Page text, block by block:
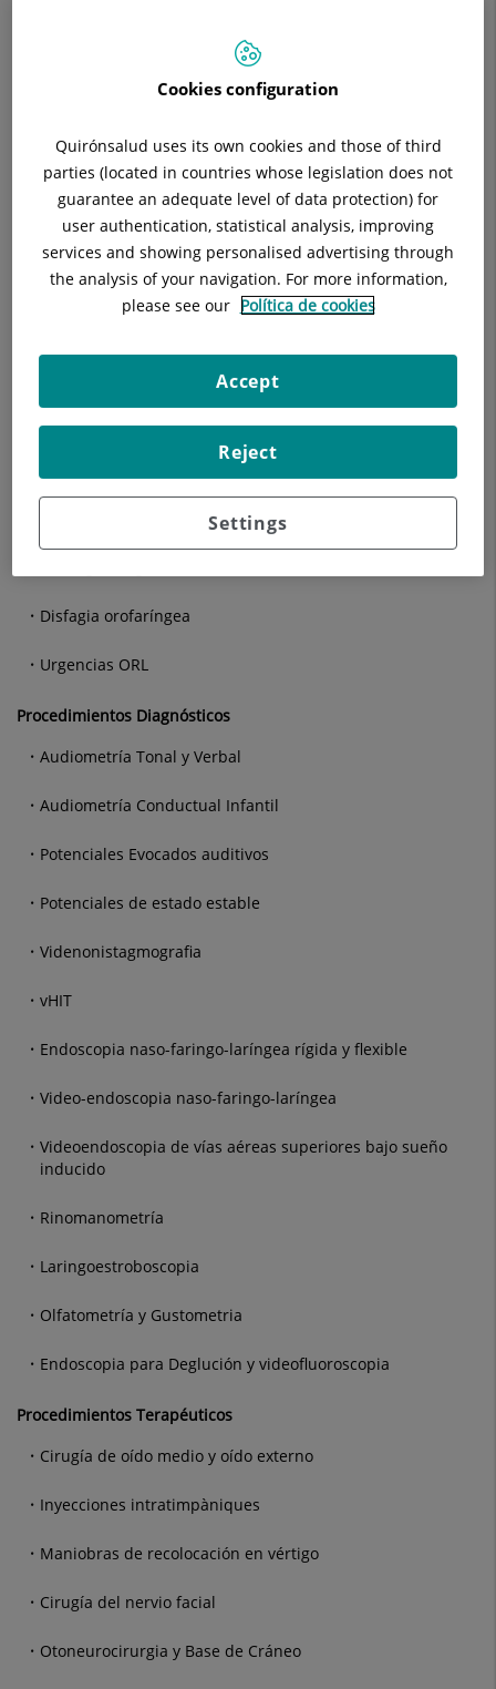
Patología de la audición (estudio de la sordera)
Patología de oído medio
Patología de Oreja Interna y Otoneurològica
Patología nasal
Patología de senos paranasales
los pacientes con roncopatía y apneas nocturnas
Patología del nervio facial
Disfagia orofaríngea
Urgencias ORL
Procedimientos Diagnósticos
Audiometría Tonal y Verbal
Audiometría Conductual Infantil
Potenciales Evocados auditivos
Potenciales de estado estable
Videnonistagmografia
vHIT
Endoscopia naso-faringo-laríngea rígida y flexible
Video-endoscopia naso-faringo-laríngea
Videoendoscopia de vías aéreas superiores bajo sueño
inducido
Rinomanometría
Laringoestroboscopia
Olfatometría y Gustometria
Endoscopia para Deglución y videofluoroscopia
Procedimientos Terapéuticos
Cirugía de oído medio y oído externo
Inyecciones intratimpàniques
Maniobras de recolocación en vértigo
Cirugía del nervio facial
Otoneurocirurgia y Base de Cráneo
Cookies configuration
Quirónsalud uses its own cookies and those of third
parties (located in countries whose legislation does not
guarantee an adequate level of data protection) for
user authentication, statistical analysis, improving
services and showing personalised advertising through
the analysis of your navigation. For more information,
please see our Política de cookies
Settings
Reject
Accept